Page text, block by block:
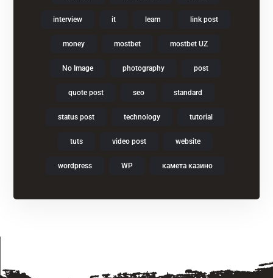
interview it learn link post
money mostbet mostbet UZ
No Image photography post
quote post seo standard
status post technology tutorial
tuts video post website
wordpress WP камета казино